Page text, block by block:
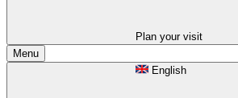
Plan your visit
Menu
English